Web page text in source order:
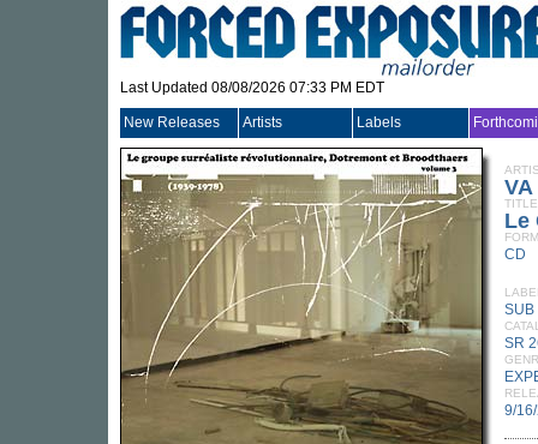
Last Updated 08/08/2026 07:33 PM EDT
New Releases Artists Labels
VA
TITLE
Le
CD
SUB
SR
9/